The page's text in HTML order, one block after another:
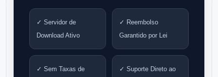
✓ Servidor de
Download Ativo
✓ Reembolso
Garantido por Lei
✓ Sem Taxas de
✓ Suporte Direto ao